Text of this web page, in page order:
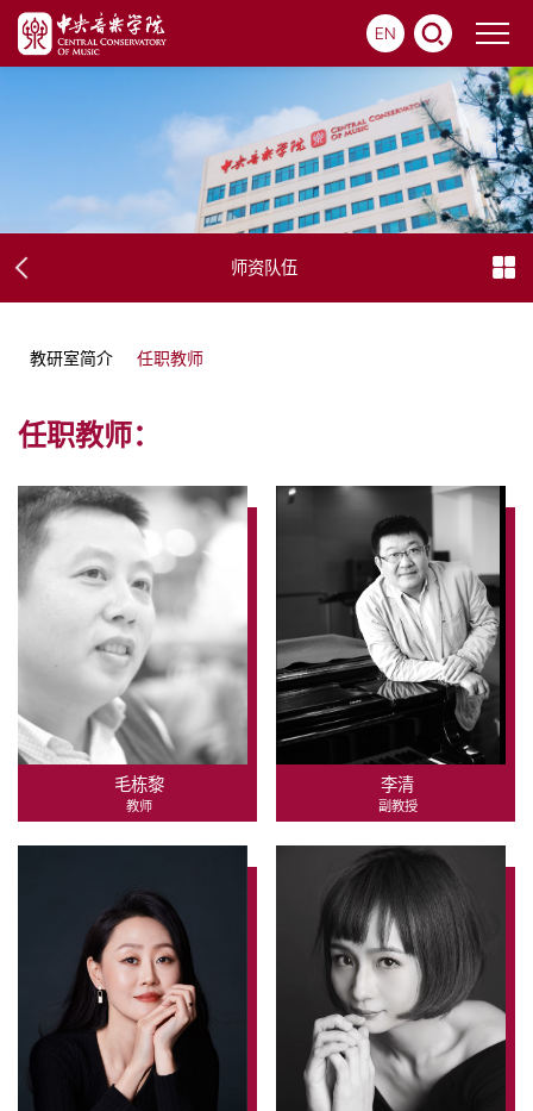
EN
师资队伍
教研室简介 任职教师
任职教师：
毛栋黎
教师
李清
副教授